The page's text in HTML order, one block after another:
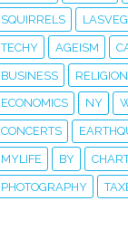
SQUIRRELS
TECHY AGEISM
BUSINESS RELIGION
ECONOMICS NY
CONCERTS
MYLIFE BY
PHOTOGRAPHY